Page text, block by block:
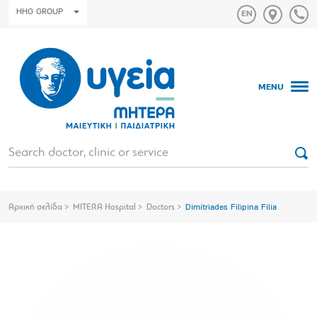
HHG GROUP
MENU
Αρχική σελίδα MITERA Hospital Doctors Dimitriades Filipina Filia